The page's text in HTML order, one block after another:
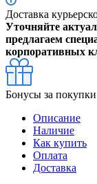
Доставка
Уточняйте
предлагаем
корпоративных
Бонусы за покупки
Описание
Наличие
Как купить
Оплата
Доставка